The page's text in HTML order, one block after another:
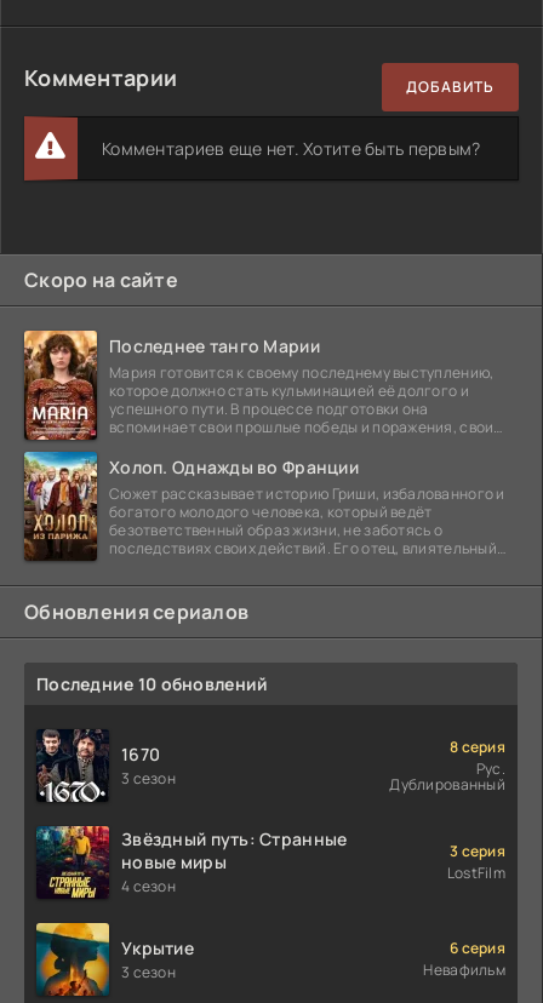
Комментарии ДОБАВИТЬ
Комментариев еще нет. Хотите быть первым?
Скоро на сайте
Последнее танго Марии
Мария готовится к своему последнему выступлению,
которое должно стать кульминацией её долгого и
успешного пути. В процессе подготовки она
вспоминает свои прошлые победы и поражения, свои
Холоп. Однажды во Франции
Сюжет рассказывает историю Гриши, избалованного и
богатого молодого человека, который ведёт
безответственный образ жизни, не заботясь о
последствиях своих действий. Его отец, влиятельный
Обновления сериалов
Последние 10 обновлений
1670
3 сезон
8 серия
Рус.
Дублированный
Звёздный путь: Странные
новые миры
4 сезон
3 серия
LostFilm
Укрытие
3 сезон
6 серия
Невафильм